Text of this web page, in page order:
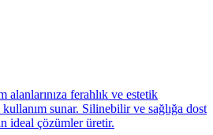
alanlarınıza ferahlık ve estetik
sunar. Silinebilir ve sağlığa dost
ideal çözümler üretir.